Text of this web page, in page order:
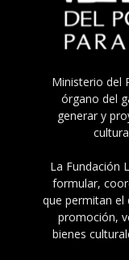
Ministerio del
órgano del
generar y
La Fundación
formular,
que permitan el
promoción,
bienes